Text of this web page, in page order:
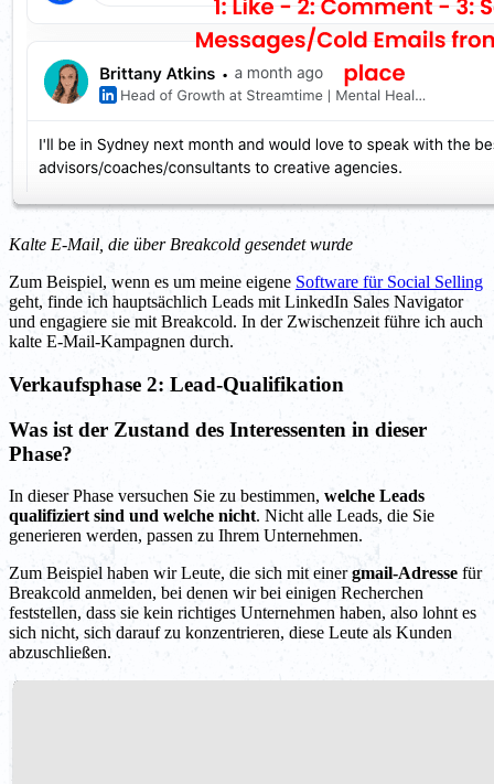
Kalte E-Mail, die über Breakcold gesendet wurde
Zum Beispiel, wenn es um meine eigene Software für Social Selling
geht, finde ich hauptsächlich Leads mit LinkedIn Sales Navigator
und engagiere sie mit Breakcold. In der Zwischenzeit führe ich auch
kalte E-Mail-Kampagnen durch.
Verkaufsphase 2: Lead-Qualifikation
Was ist der Zustand des Interessenten in dieser
Phase?
In dieser Phase versuchen Sie zu bestimmen, welche Leads
qualifiziert sind und welche nicht. Nicht alle Leads, die Sie
generieren werden, passen zu Ihrem Unternehmen.
Zum Beispiel haben wir Leute, die sich mit einergmail-Adresse für
Breakcold anmelden, bei denen wir bei einigen Recherchen
feststellen, dass sie kein richtiges Unternehmen haben, also lohnt es
sich nicht, sich darauf zu konzentrieren, diese Leute als Kunden
abzuschließen.